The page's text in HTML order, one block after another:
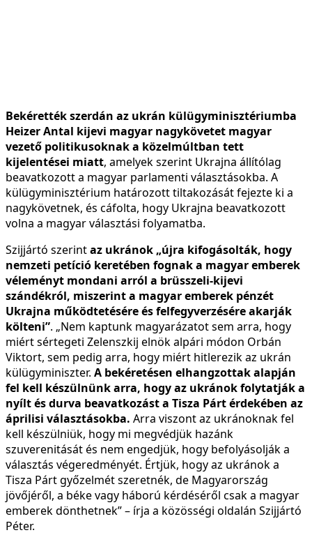
Bekérették szerdán az ukrán külügyminisztériumba
Heizer Antal kijevi magyar nagykövetet magyar
vezető politikusoknak a közelmúltban tett
kijelentései miatt, amelyek szerint Ukrajna állítólag
beavatkozott a magyar parlamenti választásokba. A
külügyminisztérium határozott tiltakozását fejezte ki a
nagykövetnek, és cáfolta, hogy Ukrajna beavatkozott
volna a magyar választási folyamatba.
Szijjártó szerintaz ukránok „újra kifogásolták, hogy
nemzeti petíció keretében fognak a magyar emberek
véleményt mondani arról a brüsszeli-kijevi
szándékról, miszerint a magyar emberek pénzét
Ukrajna működtetésére és felfegyverzésére akarják
költeni”. „Nem kaptunk magyarázatot sem arra, hogy
miért sértegeti Zelenszkij elnök alpári módon Orbán
Viktort, sem pedig arra, hogy miért hitlerezik az ukrán
külügyminiszter. A bekéretésen elhangzottak alapján
fel kell készülnünk arra, hogy az ukránok folytatják a
nyílt és durva beavatkozást a Tisza Párt érdekében az
áprilisi választásokba. Arra viszont az ukránoknak fel
kell készülniük, hogy mi megvédjük hazánk
szuverenitását és nem engedjük, hogy befolyásolják a
választás végeredményét. Értjük, hogy az ukránok a
Tisza Párt győzelmét szeretnék, de Magyarország
jövőjéről, a béke vagy háború kérdéséről csak a magyar
emberek dönthetnek” – írja a közösségi oldalán Szijjártó
Péter.